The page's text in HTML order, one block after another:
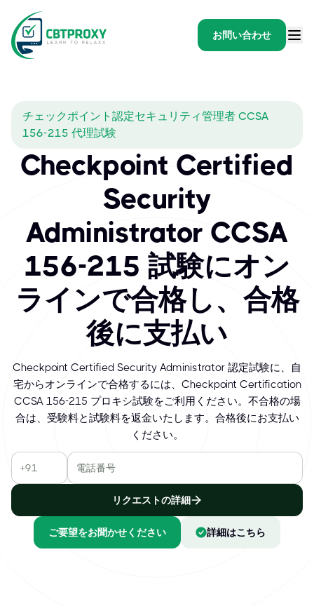
お問い合わせ
チェックポイント認定セキュリティ管理者 CCSA
156-215 代理試験
Checkpoint Certified
Security
Administrator CCSA
156-215 試験にオン
ラインで合格し、合格
後に支払い
Checkpoint Certified Security Administrator 認定試験に、自
宅からオンラインで合格するには、Checkpoint Certification
CCSA 156-215 プロキシ試験をご利用ください。不合格の場
合は、受験料と試験料を返金いたします。合格後にお支払い
ください。
リクエストの詳細
ご要望をお聞かせください 詳細はこちら